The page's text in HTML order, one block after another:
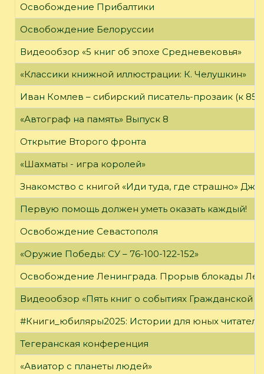
Освобождение Прибалтики
Освобождение Белоруссии
Видеообзор «5 книг об эпохе Средневековья»
«Классики книжной иллюстрации: К. Челушкин»
Иван Комлев – сибирский писатель-прозаик (к 85-
«Автограф на память» Выпуск 8
Открытие Второго фронта
«Шахматы - игра королей»
Знакомство с книгой «Иди туда, где страшно»
Первую помощь должен уметь оказать каждый!
Освобождение Севастополя
«Оружие Победы: СУ – 76-100-122-152»
Освобождение Ленинграда. Прорыв блокады
Видеообзор «Пять книг о событиях Гражданской
#Книги_юбиляры2025: Истории для юных
Тегеранская конференция
«Авиатор с планеты людей»